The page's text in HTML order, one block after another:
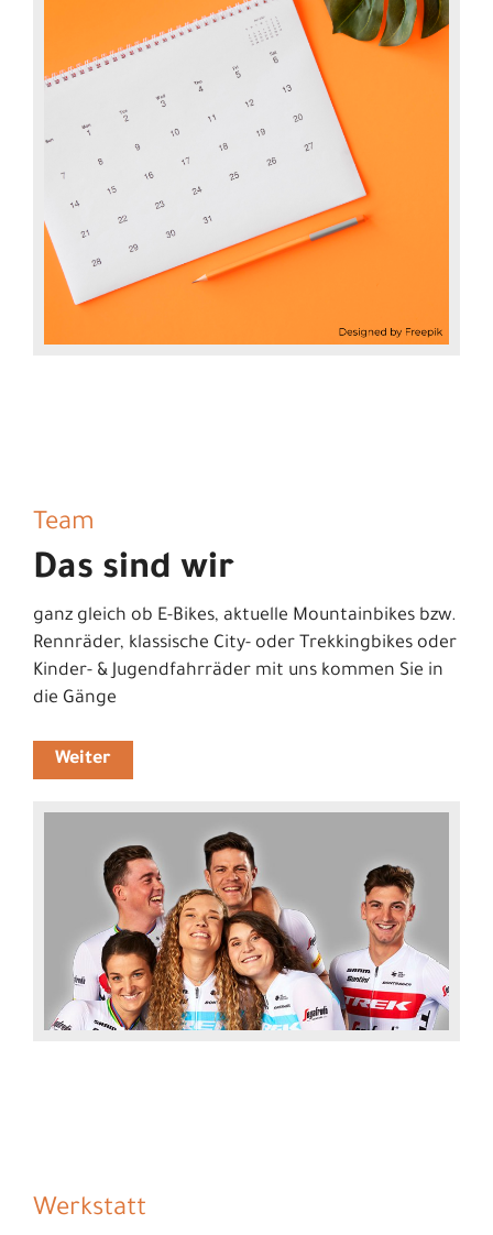
Team
Das sind wir
ganz gleich ob E-Bikes, aktuelle Mountainbikes bzw.
Rennräder, klassische City- oder Trekkingbikes oder
Kinder- & Jugendfahrräder mit uns kommen Sie in
die Gänge
Weiter
Werkstatt